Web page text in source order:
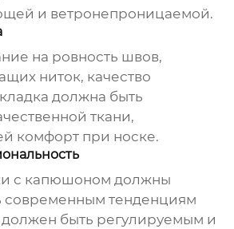
и ветронепроницаемой.
на ровность швов,
ниток, качество
должна быть
ткани,
комфорт при носке.
с капюшоном должны
современным тенденциям
быть регулируемым и